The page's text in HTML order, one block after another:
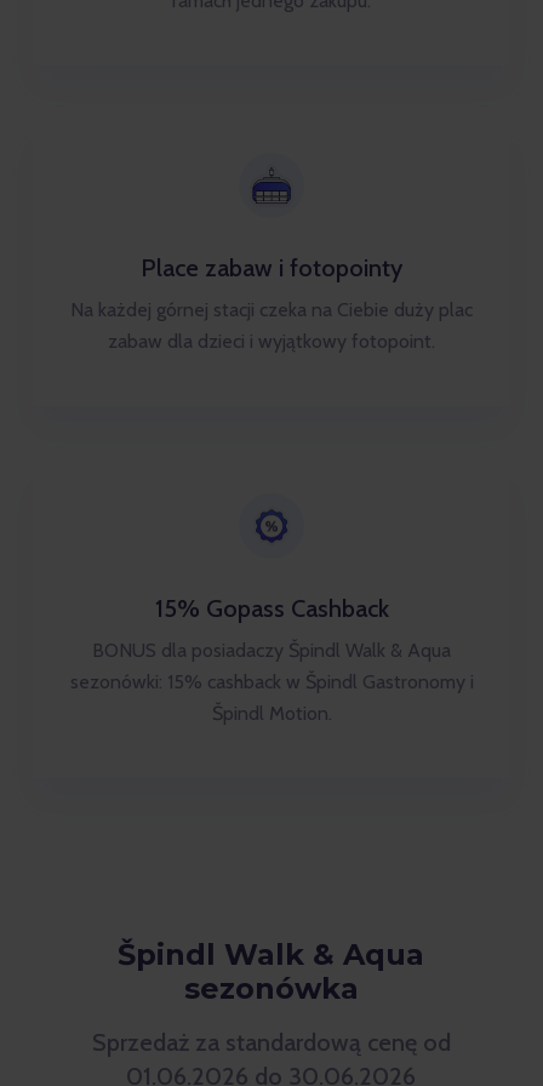
Place zabaw i fotopointy
Na każdej górnej stacji czeka na Ciebie duży plac
zabaw dla dzieci i wyjątkowy fotopoint.
15% Gopass Cashback
BONUS dla posiadaczy Špindl Walk & Aqua
sezonówki: 15% cashback w Špindl Gastronomy i
Špindl Motion.
Špindl Walk & Aqua
sezonówka
Sprzedaż za standardową cenę od
01.06.2026 do 30.06.2026